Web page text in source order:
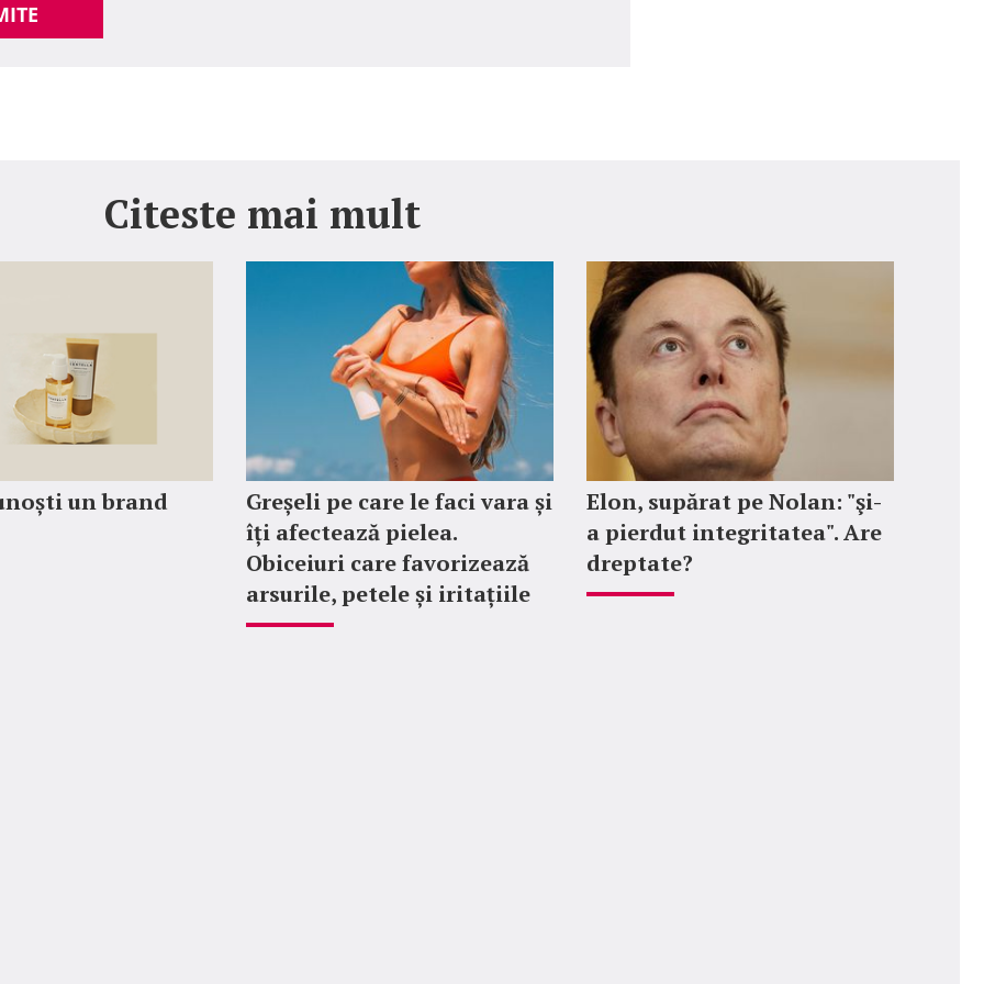
Citeste mai mult
un brand
Greșeli pe care le faci vara și
îți afectează pielea.
Obiceiuri care favorizează
arsurile, petele și iritațiile
Elon, supărat pe Nolan: "şi-
a pierdut integritatea". Are
dreptate?